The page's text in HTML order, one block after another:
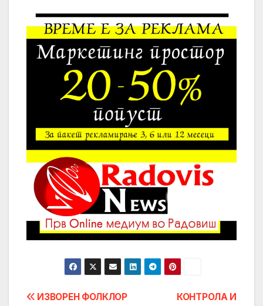
Post
КОНТРОЛА И
ИЗВОРЕН ФОЛКЛОР